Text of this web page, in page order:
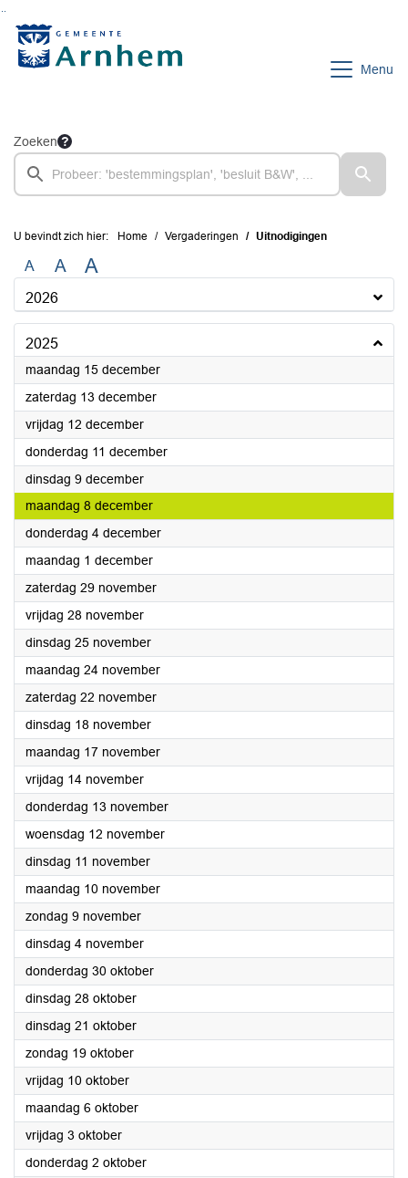
Menu
Zoeken
U bevindt zich hier: Home Vergaderingen Uitnodigingen
A A A
2026
2025
maandag 15 december2025
zaterdag 13 december2025
vrijdag 12 december2025
donderdag 11 december2025
dinsdag 9 december2025
maandag 8 december2025
donderdag 4 december2025
maandag 1 december2025
zaterdag 29 november2025
vrijdag 28 november2025
dinsdag 25 november2025
maandag 24 november2025
zaterdag 22 november2025
dinsdag 18 november2025
maandag 17 november2025
vrijdag 14 november2025
donderdag 13 november2025
woensdag 12 november2025
dinsdag 11 november2025
maandag 10 november2025
zondag 9 november2025
dinsdag 4 november2025
donderdag 30 oktober2025
dinsdag 28 oktober2025
dinsdag 21 oktober2025
zondag 19 oktober2025
vrijdag 10 oktober2025
maandag 6 oktober2025
vrijdag 3 oktober2025
donderdag 2 oktober2025